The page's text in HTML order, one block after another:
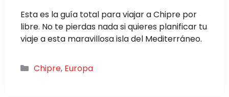
Esta es la guía total para viajar a Chipre por
libre. No te pierdas nada si quieres planificar tu
viaje a esta maravillosa isla del Mediterráneo.
Categorías
Chipre, Europa